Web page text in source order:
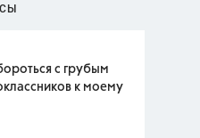
с грубым
к моему